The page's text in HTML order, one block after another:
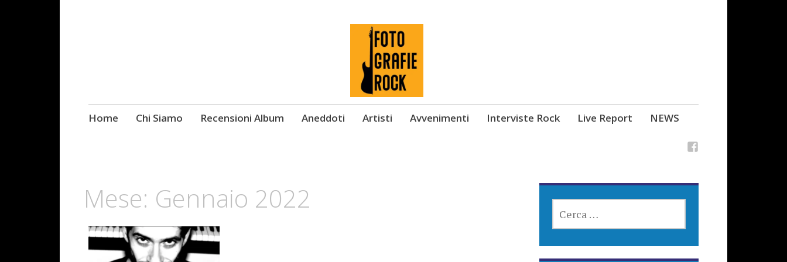
Skip
Home Chi Siamo Recensioni Album Aneddoti Artisti Avvenimenti Interviste Rock Live Report NEWS
Mese: Gennaio 2022
PER: